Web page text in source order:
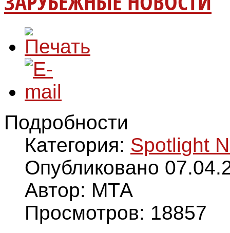
Подробности
Категория: Spotlight
Опубликовано
Автор: МТА
Просмотров: 18857